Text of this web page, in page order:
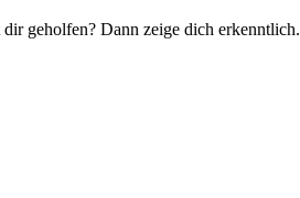
geholfen? Dann zeige dich erkenntlich.